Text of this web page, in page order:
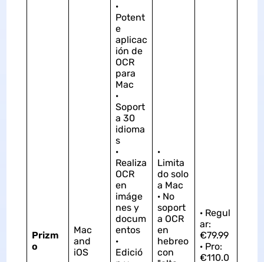
Prizm
o
Mac
and
iOS
·
Potent
e
aplicac
ión de
OCR
para
Mac
·
Soport
a 30
idioma
s
·
Realiza
OCR
en
imáge
nes y
docum
entos
·
Edició
·
Limita
do solo
a Mac
· No
soport
a OCR
en
hebreo
con
· Regul
ar:
€79.99
· Pro:
€110.0